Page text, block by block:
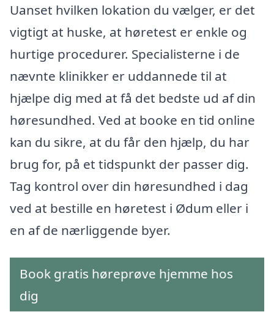
Uanset hvilken lokation du vælger, er det
vigtigt at huske, at høretest er enkle og
hurtige procedurer. Specialisterne i de
nævnte klinikker er uddannede til at
hjælpe dig med at få det bedste ud af din
høresundhed. Ved at booke en tid online
kan du sikre, at du får den hjælp, du har
brug for, på et tidspunkt der passer dig.
Tag kontrol over din høresundhed i dag
ved at bestille en høretest i Ødum eller i
en af de nærliggende byer.
Book gratis høreprøve hjemme hos
dig